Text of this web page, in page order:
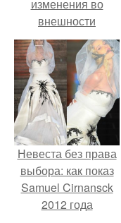
изменения во
внешности
актрисы.
Невеста без права
выбора: как показ
Samuel Cirnansck
2012 года